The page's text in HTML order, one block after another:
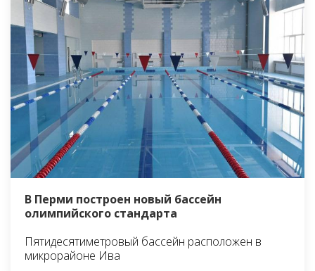
В Перми построен новый бассейн
олимпийского стандарта
Пятидесятиметровый бассейн расположен в
микрорайоне Ива